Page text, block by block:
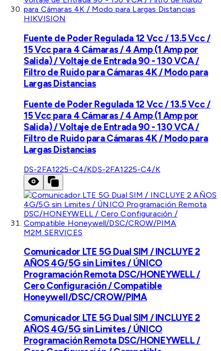
HIKVISION
Fuente de Poder Regulada 12 Vcc / 13.5 Vcc /
15 Vcc para 4 Cámaras / 4 Amp (1 Amp por
Salida) / Voltaje de Entrada 90 - 130 VCA /
Filtro de Ruido para Cámaras 4K / Modo para
Largas Distancias
Fuente de Poder Regulada 12 Vcc / 13.5 Vcc /
15 Vcc para 4 Cámaras / 4 Amp (1 Amp por
Salida) / Voltaje de Entrada 90 - 130 VCA /
Filtro de Ruido para Cámaras 4K / Modo para
Largas Distancias
DS-2FA1225-C4/KDS-2FA1225-C4/K
M2M SERVICES
Comunicador LTE 5G Dual SIM / INCLUYE 2
AÑOS 4G/5G sin Limites / ÚNICO
Programación Remota DSC/HONEYWELL /
Cero Configuración / Compatible
Honeywell/DSC/CROW/PIMA
Comunicador LTE 5G Dual SIM / INCLUYE 2
AÑOS 4G/5G sin Limites / ÚNICO
Programación Remota DSC/HONEYWELL /